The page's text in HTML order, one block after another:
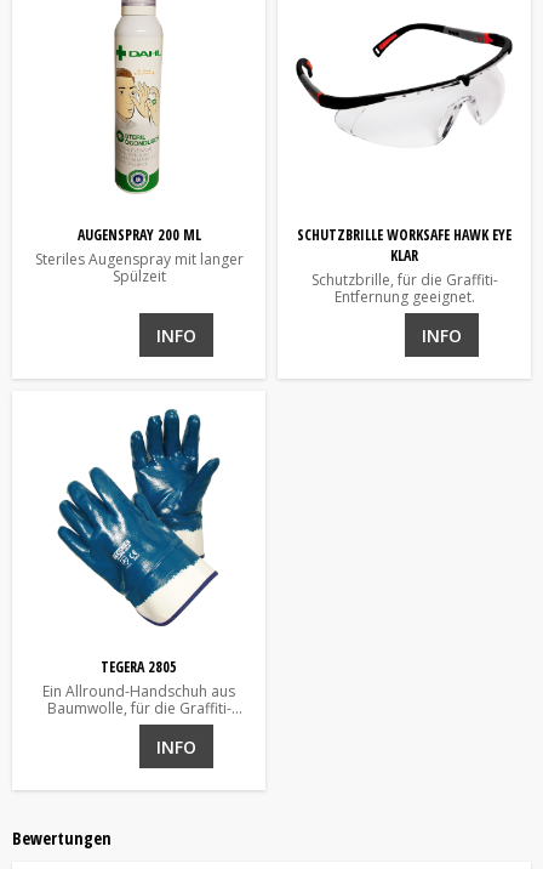
Bewertungen
AUGENSPRAY 200 ML
Steriles Augenspray mit langer
Spülzeit
INFO
SCHUTZBRILLE WORKSAFE HAWK EYE
KLAR
Schutzbrille, für die Graffiti-
Entfernung geeignet.
INFO
TEGERA 2805
Ein Allround-Handschuh aus
Baumwolle, für die Graffiti-
Entfernung geeignet
INFO